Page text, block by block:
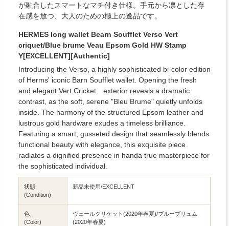
が融合したスマートなマチ付き仕様。手元から凛とした存
在感を放つ、大人のための極上の逸品です。
HERMES long wallet Bearn Soufflet Verso Vert
criquet/Blue brume Veau Epsom Gold HW Stamp
Y[EXCELLENT][Authentic]
Introducing the Verso, a highly sophisticated bi-color edition
of Herms' iconic Barn Soufflet wallet. Opening the fresh
and elegant Vert Cricket exterior reveals a dramatic
contrast, as the soft, serene "Bleu Brume" quietly unfolds
inside. The harmony of the structured Epsom leather and
lustrous gold hardware exudes a timeless brilliance.
Featuring a smart, gusseted design that seamlessly blends
functional beauty with elegance, this exquisite piece
radiates a dignified presence in handa true masterpiece for
the sophisticated individual.
状態
(Condition)
新品未使用/EXCELLENT
色
(Color)
ヴェールクリケット(2020年春夏)/ブルーブリュム
(2020年春夏)